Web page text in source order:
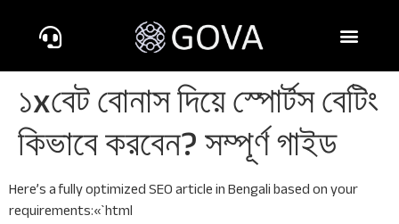
১xবেট বোনাস দিয়ে স্পোর্টস বেটিং
কিভাবে করবেন? সম্পূর্ণ গাইড
Here’s a fully optimized SEO article in Bengali based on your
requirements:«`html